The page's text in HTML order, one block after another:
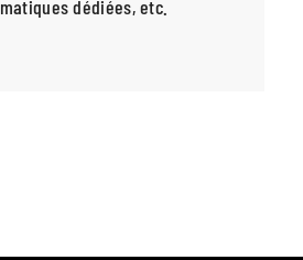
dédiées, etc.